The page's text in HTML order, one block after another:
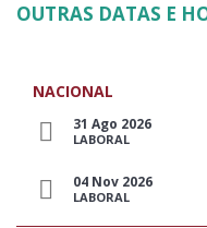
OUTRAS DATAS E
NACIONAL
31 Ago 2026
LABORAL
04 Nov 2026
LABORAL